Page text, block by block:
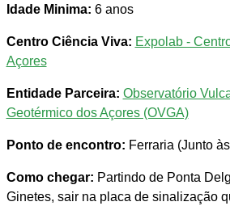
Idade Minima: 6 anos
Centro Ciência Viva: Expolab -
Açores
Entidade Parceira: Observatório
Geotérmico dos Açores (OVGA)
Ponto de encontro: Ferraria (Junto
Como chegar: Partindo de Ponta
Ginetes, sair na placa de sinalização